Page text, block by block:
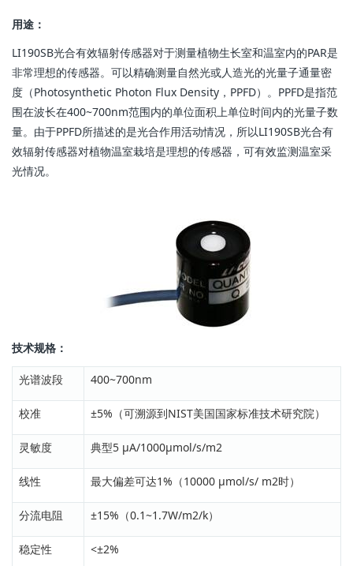
用途：
LI190SB光合有效辐射传感器对于测量植物生长室和温室内的PAR是
非常理想的传感器。可以精确测量自然光或人造光的光量子通量密
度（Photosynthetic Photon Flux Density，PPFD）。PPFD是指范
围在波长在400~700nm范围内的单位面积上单位时间内的光量子数
量。由于PPFD所描述的是光合作用活动情况，所以LI190SB光合有
效辐射传感器对植物温室栽培是理想的传感器，可有效监测温室采
光情况。
技术规格：
光谱波段 400~700nm
校准 ±5%（可溯源到NIST美国国家标准技术研究院）
灵敏度 典型5 μA/1000μmol/s/m2
线性 最大偏差可达1%（10000 μmol/s/ m2时）
分流电阻 ±15%（0.1~1.7W/m2/k）
稳定性 <±2%